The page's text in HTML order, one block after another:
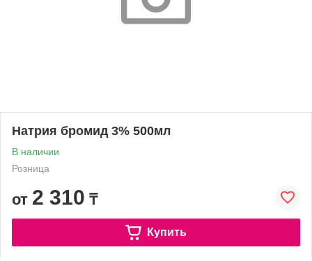
Натрия бромид 3% 500мл
В наличии
Розница
от 2 310 ₸
Купить